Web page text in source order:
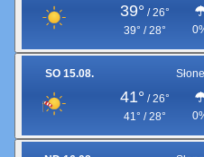
39° / 26°
39° / 28°
SO 15.08.
41° / 26°
41° / 28°